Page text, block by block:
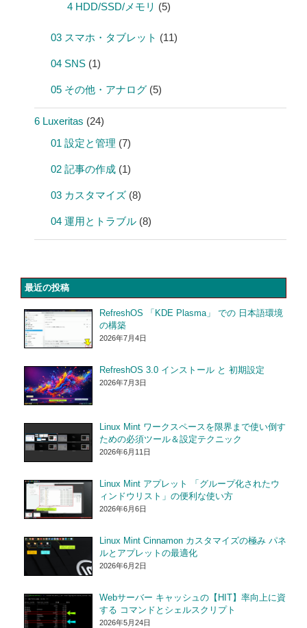
4 HDD/SSD/メモリ (5)
03 スマホ・タブレット (11)
04 SNS (1)
05 その他・アナログ (5)
6 Luxeritas (24)
01 設定と管理 (7)
02 記事の作成 (1)
03 カスタマイズ (8)
04 運用とトラブル (8)
最近の投稿
RefreshOS 「KDE Plasma」 での 日本語環境
の構築
2026年7月4日
RefreshOS 3.0 インストール と 初期設定
2026年7月3日
Linux Mint ワークスペースを限界まで使い倒す
ための必須ツール＆設定テクニック
2026年6月11日
Linux Mint アプレット 「グループ化されたウ
ィンドウリスト」の便利な使い方
2026年6月6日
Linux Mint Cinnamon カスタマイズの極み パネ
ルとアプレットの最適化
2026年6月2日
Webサーバー キャッシュの【HIT】率向上に資
する コマンドとシェルスクリプト
2026年5月24日